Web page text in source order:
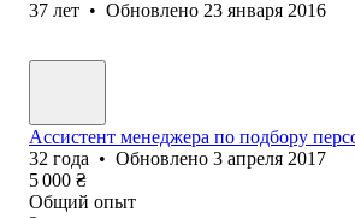
37 лет • Обновлено 23 января 2016
Ассистент менеджера по подбору
32 года • Обновлено 3 апреля 2017
5 000 ₴
Общий опыт